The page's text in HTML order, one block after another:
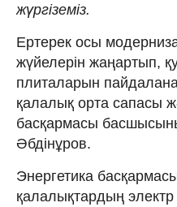
жүргіземіз.
Ертерек осы
жүйелерін жаңартып,
плиталарын
қалалық орта сапасы
басқармасы
Әбдінұров.
Энергетика
қалалықтардың